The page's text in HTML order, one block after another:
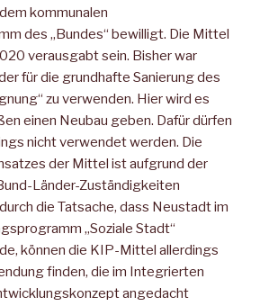
kommunalen
des „Bundes“ bewilligt. Die Mittel
verausgabt sein. Bisher war
für die grundhafte Sanierung des
zu verwenden. Hier wird es
einen Neubau geben. Dafür dürfen
nicht verwendet werden. Die
der Mittel ist aufgrund der
Länder-Zuständigkeiten
die Tatsache, dass Neustadt im
„Soziale Stadt“
können die KIP-Mittel allerdings
finden, die im Integrierten
angedacht